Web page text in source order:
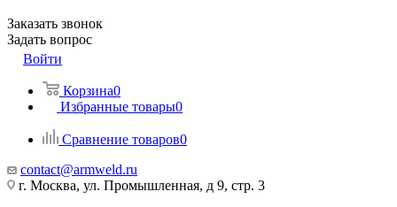
Заказать звонок
Задать вопрос
Войти
Корзина0
Избранные товары0
Сравнение товаров0
contact@armweld.ru
г. Москва, ул. Промышленная, д 9, стр. 3